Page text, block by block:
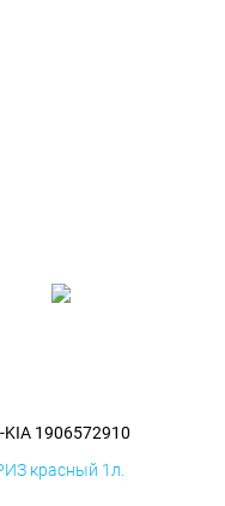
KIA 1906572910
красный 1л.